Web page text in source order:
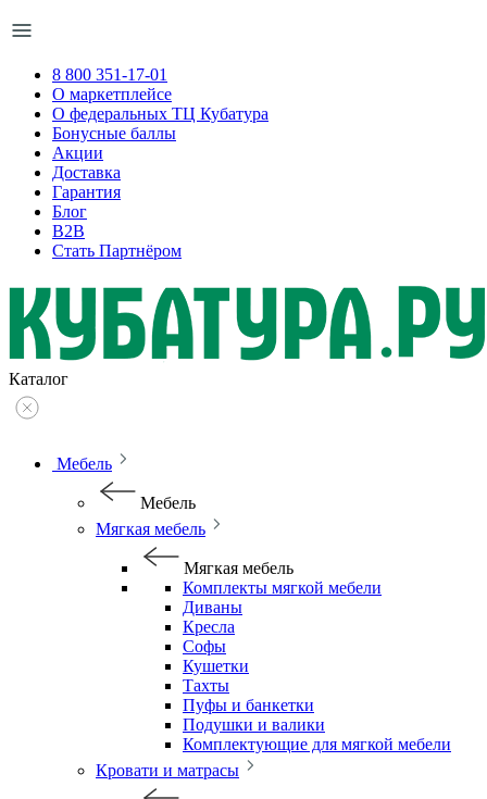
8 800 351-17-01
О маркетплейсе
О федеральных ТЦ Кубатура
Бонусные баллы
Акции
Доставка
Гарантия
Блог
B2B
Стать Партнёром
Каталог
Мебель
Мебель
Мягкая мебель
Мягкая мебель
Комплекты мягкой мебели
Диваны
Кресла
Софы
Кушетки
Тахты
Пуфы и банкетки
Подушки и валики
Комплектующие для мягкой мебели
Кровати и матрасы